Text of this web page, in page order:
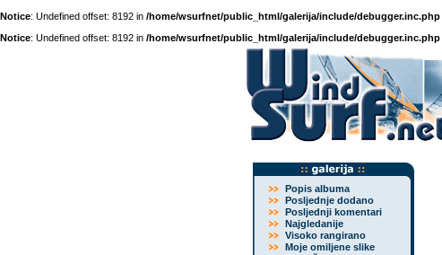
Notice: Undefined offset: 8192 in /home/wsurfnet/public_html/galerija/include/debugger.inc.php
Notice: Undefined offset: 8192 in /home/wsurfnet/public_html/galerija/include/debugger.inc.php
Popis albuma
Posljednje dodano
Posljednji komentari
Najgledanije
Visoko rangirano
Moje omiljene slike